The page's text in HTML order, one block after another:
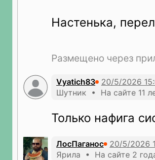
Настенька,
Размещено через
Vyatich83
Шутник • На сайте 11
Только нафига
ЛосПаганос
Ярила • На сайте 2